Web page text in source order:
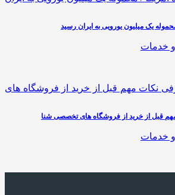
یک میلیون یورویی به ایران رسید
خدمات
مهم قبل از خرید از فروشگاه های تخصصی شنا
خدمات